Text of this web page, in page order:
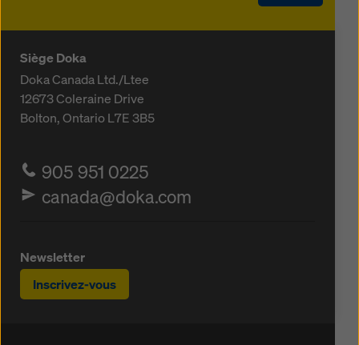
Siège Doka
Doka Canada Ltd./Ltee
12673 Coleraine Drive
Bolton, OntarioL7E 3B5
905 951 0225
canada@doka.com
Newsletter
Inscrivez-vous